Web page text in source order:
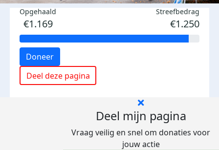
Opgehaald
€1.169
Streefbedrag
€1.250
Doneer
Deel deze pagina
Deel mijn pagina
Vraag veilig en snel om donaties voor
jouw actie